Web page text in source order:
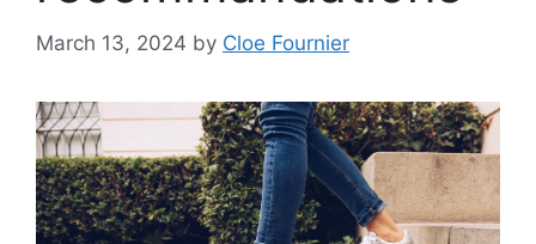
March 13, 2024 by Cloe Fournier